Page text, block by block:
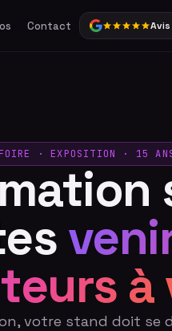
Contact
· EXPOSITION · 15
à
votre stand doit se